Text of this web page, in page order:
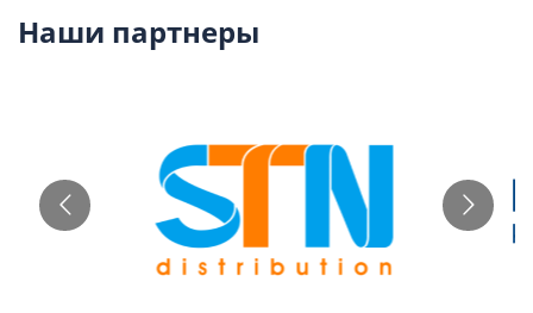
Наши партнеры